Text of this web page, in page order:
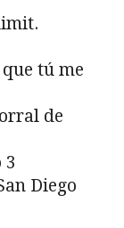
tú me
de
3
Diego